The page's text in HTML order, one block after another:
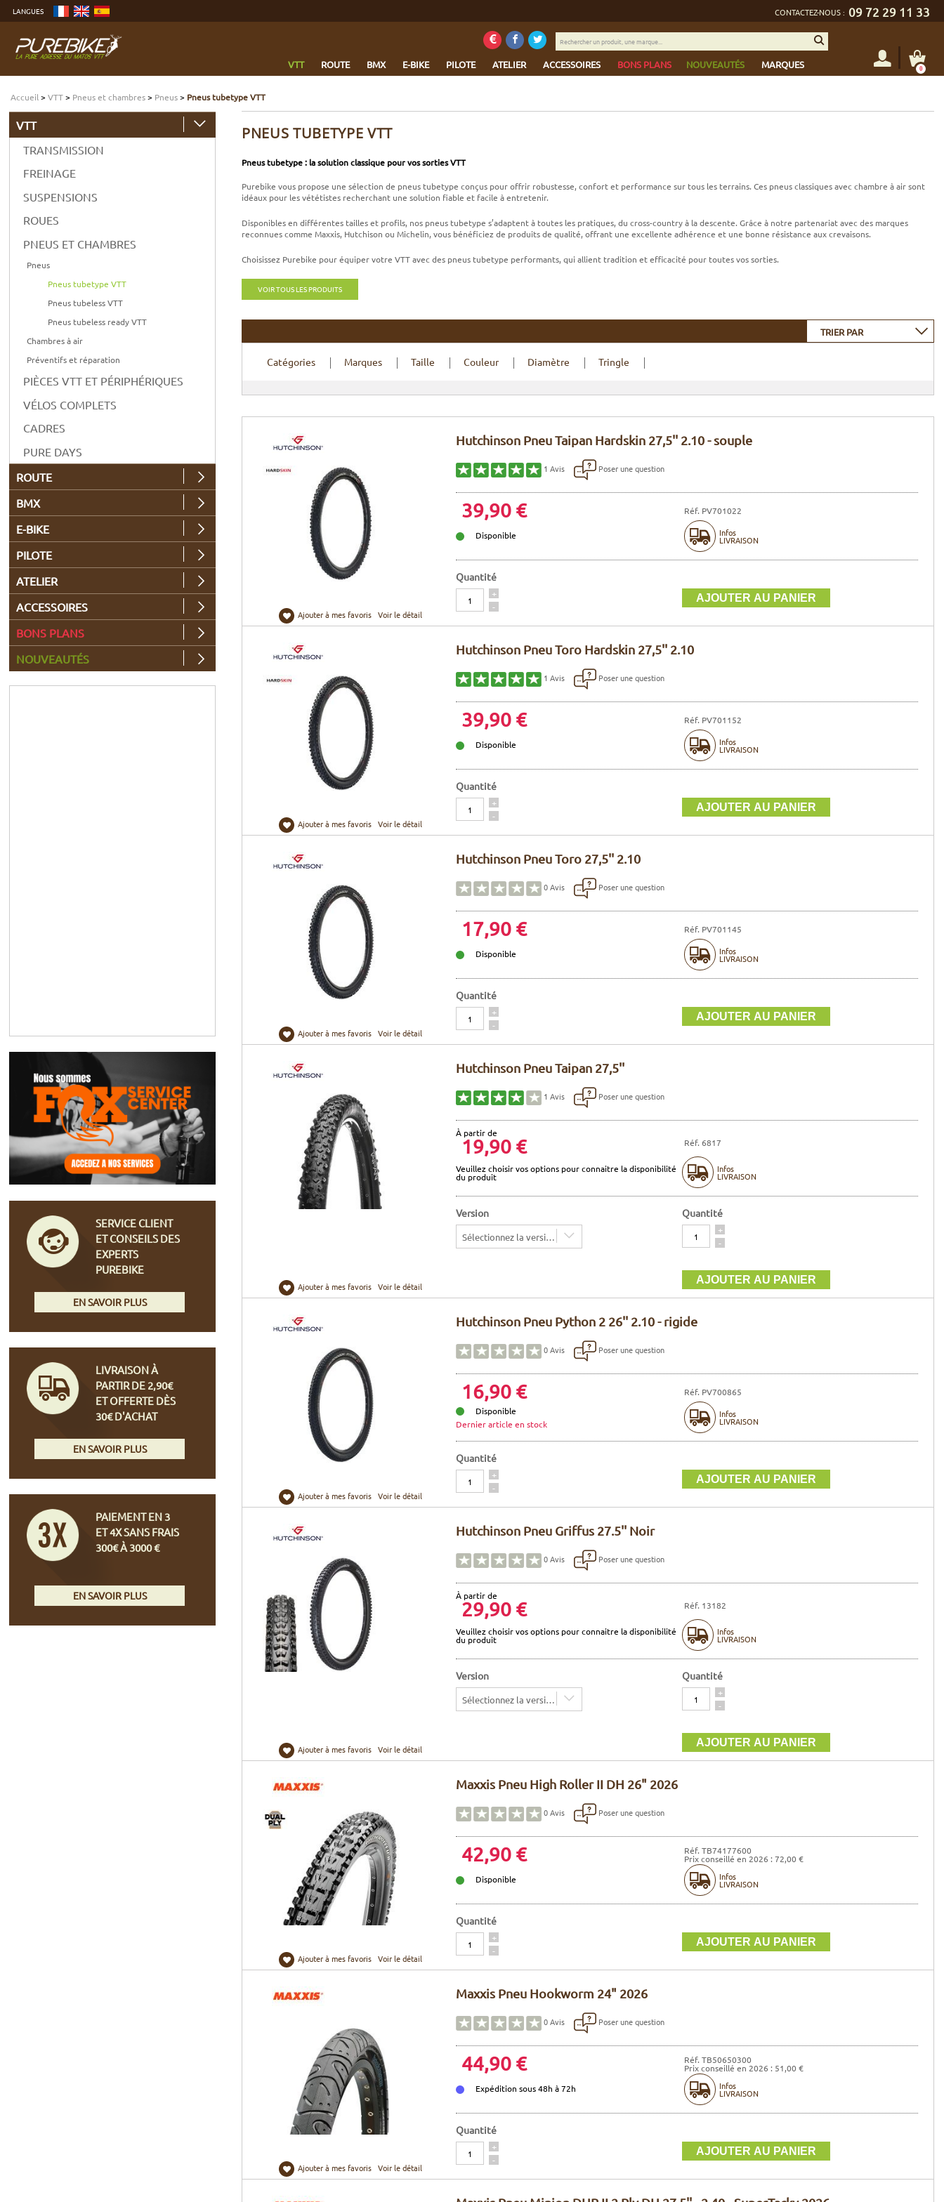
contenu
menu
Aller
CONTACTEZ-NOUS : 09 72 29 11 33
LANGUES
VTT ROUTE BMX E-BIKE PILOTE ATELIER ACCESSOIRES BONS PLANS NOUVEAUTÉS MARQUES
Rechercher
un
une
marque...
0
Accueil >VTT> Pneus et chambres> Pneus> Pneus tubetype VTT
PNEUS TUBETYPE VTT
Pneus tubetype : la solution classique pour vos sorties VTT
Purebike vous propose une sélection de pneus tubetype conçus pour offrir robustesse, confort et performance sur tous les terrains. Ces pneus classiques avec chambre à air sont
idéaux pour les vététistes recherchant une solution fiable et facile à entretenir.
Disponibles en différentes tailles et profils, nos pneus tubetype s’adaptent à toutes les pratiques, du cross-country à la descente. Grâce à notre partenariat avec des marques
reconnues comme Maxxis, Hutchison ou Michelin, vous bénéficiez de produits de qualité, offrant une excellente adhérence et une bonne résistance aux crevaisons.
Choisissez Purebike pour équiper votre VTT avec des pneus tubetype performants, qui allient tradition et efficacité pour toutes vos sorties.
VOIR TOUS LES PRODUITS
TRIER PAR
Catégories Marques Taille Couleur Diamètre Tringle
Hutchinson Pneu Taipan Hardskin 27,5'' 2.10 - souple
1 Avis Poser une question
Ajouter à mes favoris Voir le détail
39,90 € Réf. PV701022
Disponible Infos
LIVRAISON
Quantité
Quantité
+
-
Hutchinson Pneu Toro Hardskin 27,5'' 2.10
1 Avis Poser une question
Ajouter à mes favoris Voir le détail
39,90 € Réf. PV701152
Disponible Infos
LIVRAISON
Quantité
Quantité
+
-
Hutchinson Pneu Toro 27,5'' 2.10
0Avis Poser une question
Ajouter à mes favoris Voir le détail
17,90 € Réf. PV701145
Disponible Infos
LIVRAISON
Quantité
Quantité
+
-
Hutchinson Pneu Taipan 27,5''
1 Avis Poser une question
Ajouter à mes favoris Voir le détail
À partir de
19,90 € Réf. 6817
Veuillez choisir vos options pour connaitre la disponibilité
du produit
Infos
LIVRAISON
Version
Sélectionnez la version
Quantité
Quantité
+
-
Hutchinson Pneu Python 2 26'' 2.10 - rigide
0Avis Poser une question
Ajouter à mes favoris Voir le détail
16,90 €
Réf. PV700865
Disponible
Dernier article en stock
Infos
LIVRAISON
Quantité
Quantité
+
-
Hutchinson Pneu Griffus 27.5'' Noir
0Avis Poser une question
Ajouter à mes favoris Voir le détail
À partir de
29,90 € Réf. 13182
Veuillez choisir vos options pour connaitre la disponibilité
du produit
Infos
LIVRAISON
Version
Sélectionnez la version
Quantité
Quantité
+
-
Maxxis Pneu High Roller II DH 26" 2026
0Avis Poser une question
Ajouter à mes favoris Voir le détail
42,90 € Réf. TB74177600
Prix conseillé en 2026 : 72,00 €
Disponible
Infos
LIVRAISON
Quantité
Quantité
+
-
Maxxis Pneu Hookworm 24" 2026
0Avis Poser une question
Ajouter à mes favoris Voir le détail
44,90 € Réf. TB50650300
Prix conseillé en 2026 : 51,00 €
Expédition sous 48h à 72h
Infos
LIVRAISON
Quantité
Quantité
+
-
VTT
TRANSMISSION
FREINAGE
SUSPENSIONS
ROUES
PNEUS ET CHAMBRES
Pneus
Pneus tubetype VTT
Pneus tubeless VTT
Pneus tubeless ready VTT
Chambres à air
Préventifs et réparation
PIÈCES VTT ET PÉRIPHÉRIQUES
VÉLOS COMPLETS
CADRES
PURE DAYS
ROUTE
BMX
E-BIKE
PILOTE
ATELIER
ACCESSOIRES
BONS PLANS
NOUVEAUTÉS
SERVICE CLIENT
ET CONSEILS DES
EXPERTS
PUREBIKE
EN SAVOIR PLUS
LIVRAISON À
PARTIR DE 2,90€
ET OFFERTE DÈS
30€ D'ACHAT
EN SAVOIR PLUS
PAIEMENT EN 3
ET 4X SANS FRAIS
300€ À 3000 €
EN SAVOIR PLUS